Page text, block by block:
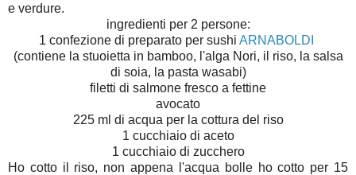
e verdure.
ingredienti per 2 persone:
1 confezione di preparato per sushi ARNABOLDI
(contiene la stuoietta in bamboo, l'alga Nori, il riso, la salsa
di soia, la pasta wasabi)
filetti di salmone fresco a fettine
avocato
225 ml di acqua per la cottura del riso
1 cucchiaio di aceto
1 cucchiaio di zucchero
Ho cotto il riso, non appena l'acqua bolle ho cotto per 15